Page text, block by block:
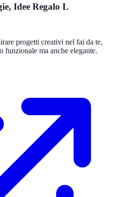
Idee Regalo L
progetti creativi nel fai da te,
funzionale ma anche elegante.